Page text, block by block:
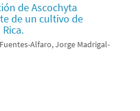
de Ascochyta
de un cultivo de
Alfaro, Jorge Madrigal-